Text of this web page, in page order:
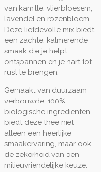
van kamille, vlierbloesem,
lavendel en rozenbloem.
Deze liefdevolle mix biedt
een zachte, kalmerende
smaak die je helpt
ontspannen en je hart tot
rust te brengen.
Gemaakt van duurzaam
verbouwde, 100%
biologische ingrediënten,
biedt deze thee niet
alleen een heerlijke
smaakervaring, maar ook
de zekerheid van een
milieuvriendelijke keuze.